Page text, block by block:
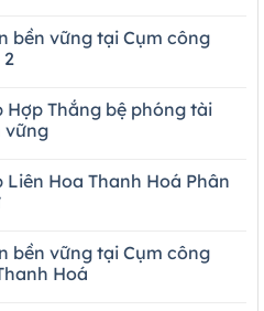
bền vững tại Cụm công
2
Hợp Thắng bệ phóng tài
vững
Hoa Thanh Hoá Phân
bền vững tại Cụm công
Hoá